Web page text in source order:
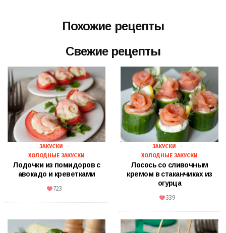
Похожие рецепты
Свежие рецепты
ЗАКУСКИ
ХОЛОДНЫЕ ЗАКУСКИ
Лодочки из помидоров с
авокадо и креветками
723
ЗАКУСКИ
ХОЛОДНЫЕ ЗАКУСКИ
Лосось со сливочным
кремом в стаканчиках из
огурца
339